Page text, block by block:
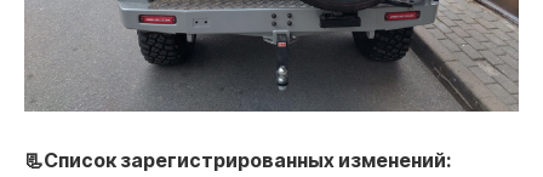
📃Список зарегистрированных изменений: